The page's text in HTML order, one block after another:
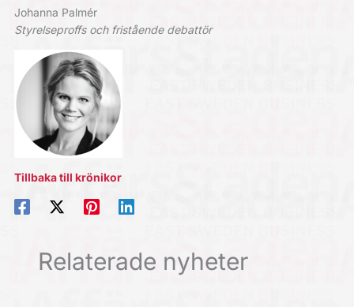
Johanna Palmér
Styrelseproffs och fristående debattör
Tillbaka till krönikor
Relaterade nyheter